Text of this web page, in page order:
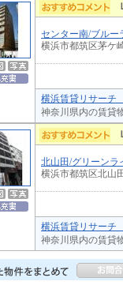
センター南/ブル
横浜市都筑区茅ケ
横浜賃貸リサーチ
神奈川県内の賃貸
北山田/グリーンラ
横浜市都筑区北山
横浜賃貸リサーチ
神奈川県内の賃貸